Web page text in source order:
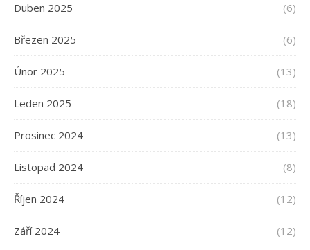
Duben 2025 (6)
Březen 2025 (6)
Únor 2025 (13)
Leden 2025 (18)
Prosinec 2024 (13)
Listopad 2024 (8)
Říjen 2024 (12)
Září 2024 (12)